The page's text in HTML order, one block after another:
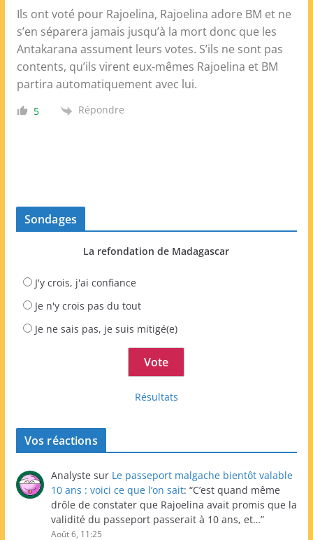
Ils ont voté pour Rajoelina, Rajoelina adore BM et ne
s’en séparera jamais jusqu’à la mort donc que les
Antakarana assument leurs votes. S’ils ne sont pas
contents, qu’ils virent eux-mêmes Rajoelina et BM
partira automatiquement avec lui.
5 Répondre
Sondages
La refondation de Madagascar
J'y crois, j'ai confiance
Je n'y crois pas du tout
Je ne sais pas, je suis mitigé(e)
Résultats
Vos réactions
Analyste sur Le passeport malgache bientôt valable
10 ans : voici ce que l’on sait: “C’est quand même
drôle de constater que Rajoelina avait promis que la
validité du passeport passerait à 10 ans, et…”
Août 6, 11:25